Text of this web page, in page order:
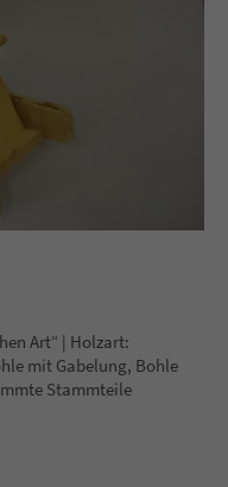
Art“ | Holzart:
mit Gabelung, Bohle
Stammteile